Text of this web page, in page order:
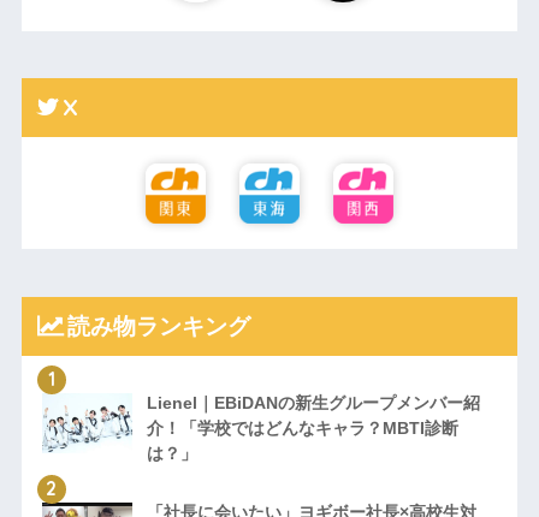
X
読み物ランキング
Lienel｜EBiDANの新生グループメンバー紹
介！「学校ではどんなキャラ？MBTI診断
は？」
「社長に会いたい」ヨギボー社長×高校生対